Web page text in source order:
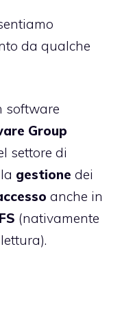
da qualche
software
Group
settore di
gestione dei
anche in
(nativamente